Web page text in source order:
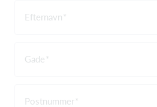
Efternavn
Gade
Postnummer